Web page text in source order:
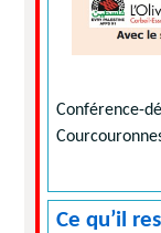
Conférence-
Ce qu’il